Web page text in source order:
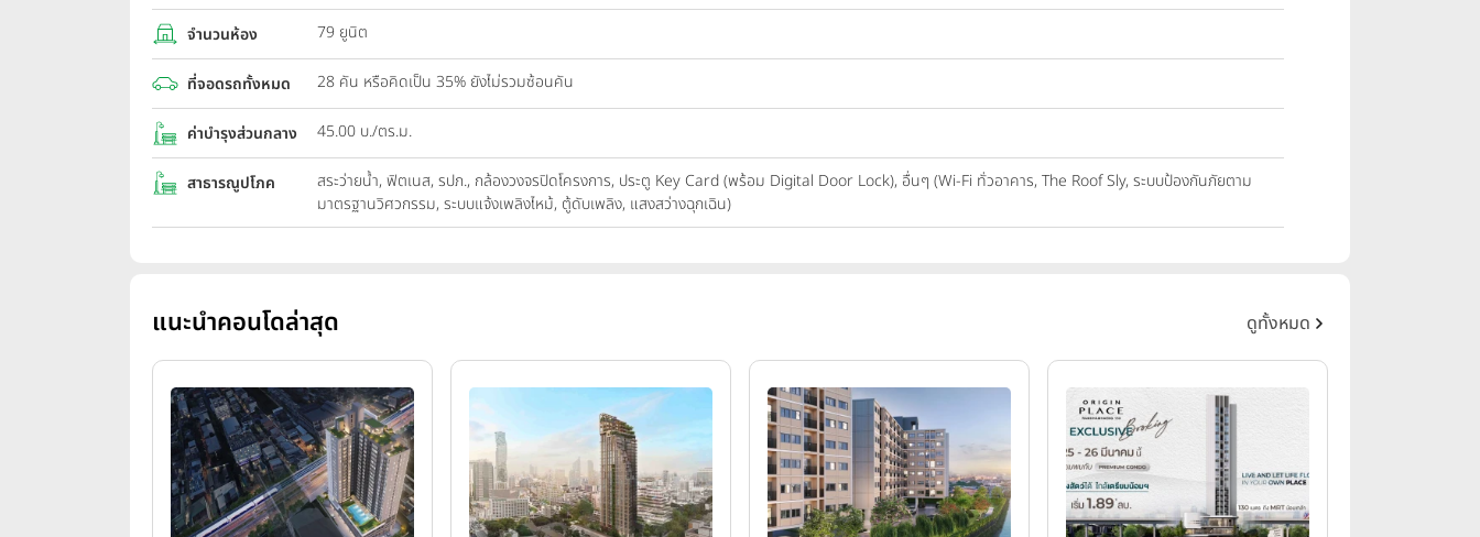
จำนวนห้อง 79 ยูนิต
ที่จอดรถทั้งหมด 28 คัน หรือคิดเป็น 35% ยังไม่รวมซ้อนคัน
ค่าบำรุงส่วนกลาง 45.00 บ./ตร.ม.
สาธารณูปโภค
สระว่ายน้ำ, ฟิตเนส, รปภ., กล้องวงจรปิดโครงการ, ประตู Key Card (พร้อม Digital Door Lock), อื่นๆ (Wi-Fi ทั่วอาคาร, The Roof Sly, ระบบป้องกันภัยตาม
มาตรฐานวิศวกรรม, ระบบแจ้งเพลิงไหม้, ตู้ดับเพลิง, แสงสว่างฉุกเฉิน)
แนะนำคอนโดล่าสุด ดูทั้งหมด